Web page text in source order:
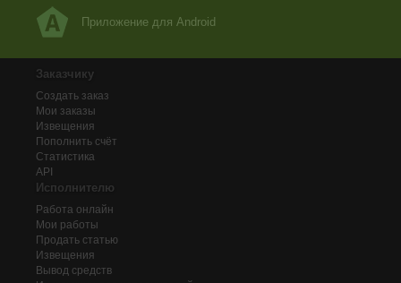
Приложение для Android
Заказчику
Создать заказ
Мои заказы
Извещения
Пополнить счёт
Статистика
API
Исполнителю
Работа онлайн
Мои работы
Продать статью
Извещения
Вывод средств